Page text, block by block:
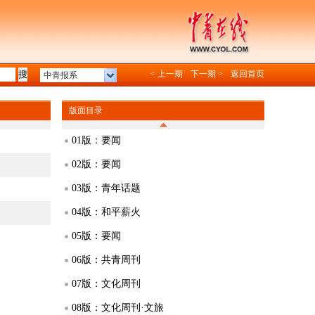
中青报系 < 上一期 下一期 > 返回首页
版面目录
01版：要闻
02版：要闻
03版：青年话题
04版：和平薪火
05版：要闻
06版：共青周刊
07版：文化周刊
08版：文化周刊·文旅